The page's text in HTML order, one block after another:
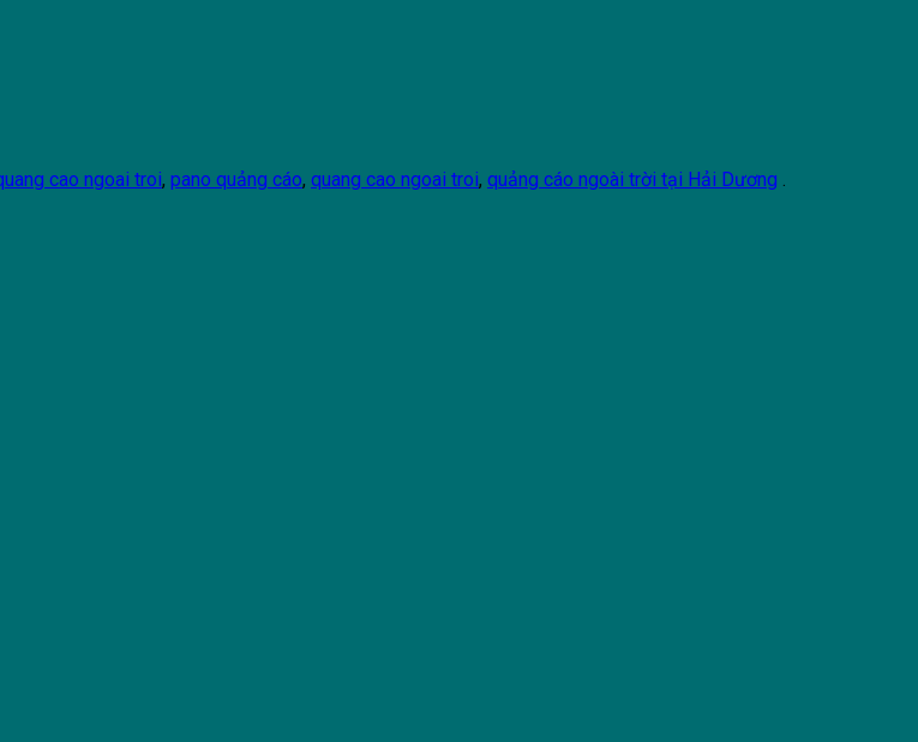
cao ngoai troi, pano quảng cáo, quang cao ngoai troi, quảng cáo ngoài trời tại Hải Dương .